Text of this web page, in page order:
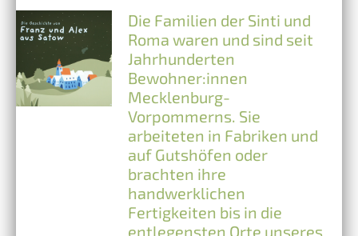
Die Familien der Sinti und
Roma waren und sind seit
Jahrhunderten
Bewohner:innen
Mecklenburg-
Vorpommerns. Sie
arbeiteten in Fabriken und
auf Gutshöfen oder
brachten ihre
handwerklichen
Fertigkeiten bis in die
entlegensten Orte unseres